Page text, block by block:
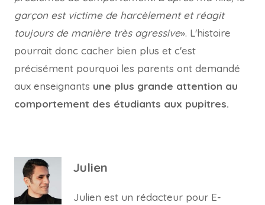
garçon est victime de harcèlement et réagit
toujours de manière très agressive». L'histoire
pourrait donc cacher bien plus et c'est
précisément pourquoi les parents ont demandé
aux enseignants une plus grande attention au
comportement des étudiants aux pupitres.
Julien
Julien est un rédacteur pour E-